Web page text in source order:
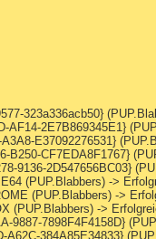
323a336acb50}
AF14-2E7B869345E1}
E37092276531}
B250-CF7EDA8F1767}
9136-2D547656BC03}
(PUP.Blabbers) ->
(PUP.Blabbers) ->
(PUP.Blabbers) ->
9887-7898F4F4158D}
A62C-384A85E34833}